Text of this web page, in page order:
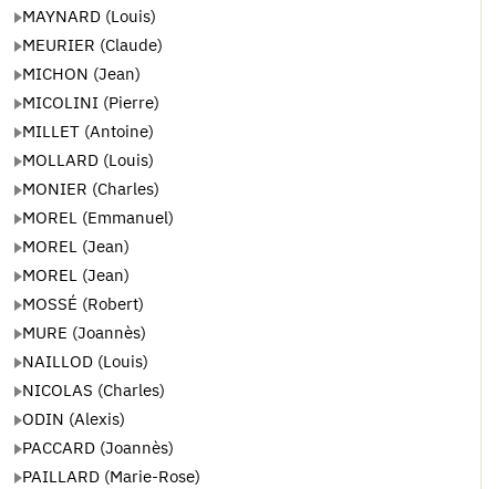
MAYNARD (Louis)
MEURIER (Claude)
MICHON (Jean)
MICOLINI (Pierre)
MILLET (Antoine)
MOLLARD (Louis)
MONIER (Charles)
MOREL (Emmanuel)
MOREL (Jean)
MOREL (Jean)
MOSSÉ (Robert)
MURE (Joannès)
NAILLOD (Louis)
NICOLAS (Charles)
ODIN (Alexis)
PACCARD (Joannès)
PAILLARD (Marie-Rose)